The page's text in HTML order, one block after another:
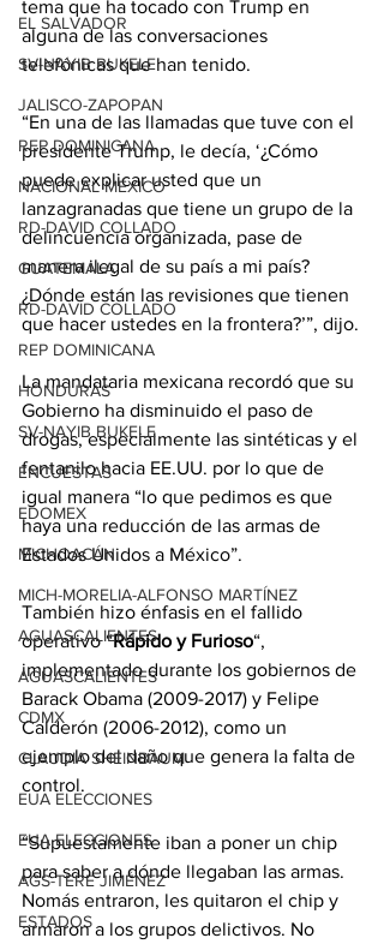
EL SALVADOR
SV-NAYIB BUKELE
JALISCO-ZAPOPAN
REP DOMINICANA
NACIONAL MÉXICO
RD-DAVID COLLADO
GUATEMALA
RD-DAVID COLLADO
REP DOMINICANA
HONDURAS
SV-NAYIB BUKELE
ENCUESTAS
EDOMEX
MICHOACÁN
MICH-MORELIA-ALFONSO MARTÍNEZ
AGUASCALIENTES
AGUASCALIENTES
CDMX
CLAUDIA SHEINBAUM
EUA ELECCIONES
EUA ELECCIONES
AGS-TERE JIMÉNEZ
ESTADOS
tema que ha tocado con Trump en
alguna de las conversaciones
telefónicas que han tenido.
“En una de las llamadas que tuve con el
presidente Trump, le decía, ‘¿Cómo
puede explicar usted que un
lanzagranadas que tiene un grupo de la
delincuencia organizada, pase de
manera ilegal de su país a mi país?
¿Dónde están las revisiones que tienen
que hacer ustedes en la frontera?’”, dijo.
La mandataria mexicana recordó que su
Gobierno ha disminuido el paso de
drogas, especialmente las sintéticas y el
fentanilo hacia EE.UU. por lo que de
igual manera “lo que pedimos es que
haya una reducción de las armas de
Estados Unidos a México”.
También hizo énfasis en el fallido
operativo “Rápido y Furioso“,
implementado durante los gobiernos de
Barack Obama (2009-2017) y Felipe
Calderón (2006-2012), como un
ejemplo del daño que genera la falta de
control.
“Supuestamente iban a poner un chip
para saber a dónde llegaban las armas.
Nomás entraron, les quitaron el chip y
armaron a los grupos delictivos. No